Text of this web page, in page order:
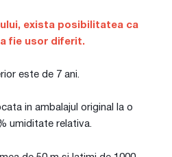
exista posibilitatea ca
fie usor diferit.
este de 7 ani.
in ambalajul original la o
umiditate relativa.